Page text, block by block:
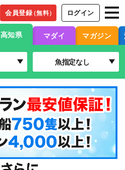
会員登録（無料） ログイン
高知県 マダイ マガジン
魚指定なし